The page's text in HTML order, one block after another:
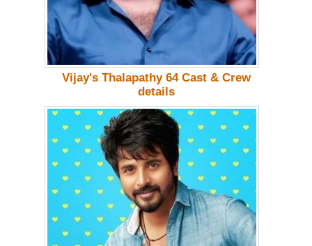
Vijay's Thalapathy 64 Cast & Crew
details